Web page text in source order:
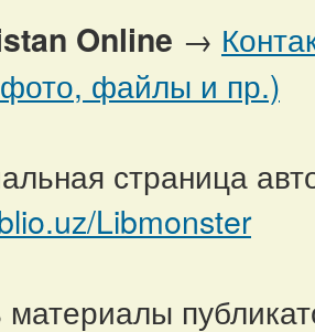
Online →
фото, файлы и пр.)
страница
Libmonster